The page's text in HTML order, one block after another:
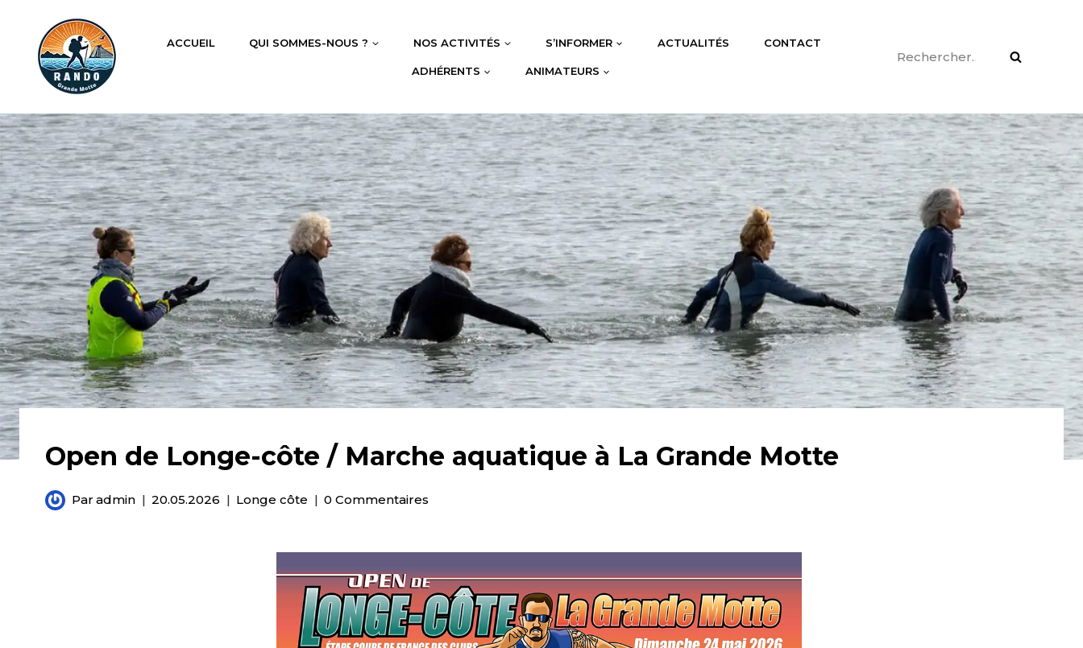
ACCUEIL QUI SOMMES-NOUS ? NOS ACTIVITÉS S’INFORMER ACTUALITÉS CONTACT
ADHÉRENTS ANIMATEURS
Open de Longe-côte / Marche aquatique à La Grande Motte
Par admin 20.05.2026 Longe côte 0 Commentaires